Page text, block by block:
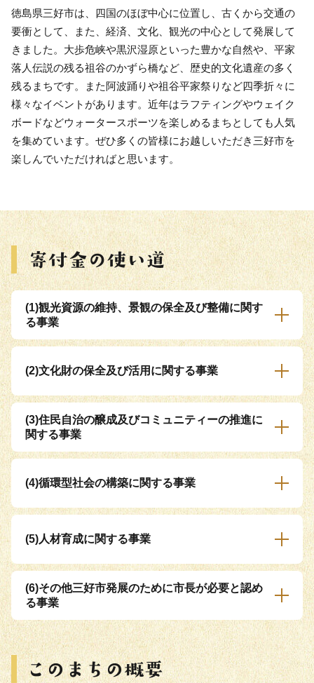
徳島県三好市は、四国のほぼ中心に位置し、古くから交通の
要衝として、また、経済、文化、観光の中心として発展して
きました。大歩危峡や黒沢湿原といった豊かな自然や、平家
落人伝説の残る祖谷のかずら橋など、歴史的文化遺産の多く
残るまちです。また阿波踊りや祖谷平家祭りなど四季折々に
様々なイベントがあります。近年はラフティングやウェイク
ボードなどウォータースポーツを楽しめるまちとしても人気
を集めています。ぜひ多くの皆様にお越しいただき三好市を
楽しんでいただければと思います。
(1)観光資源の維持、景観の保全及び整備に関す
る事業
(2)文化財の保全及び活用に関する事業
(3)住民自治の醸成及びコミュニティーの推進に
関する事業
(4)循環型社会の構築に関する事業
(5)人材育成に関する事業
(6)その他三好市発展のために市長が必要と認め
る事業